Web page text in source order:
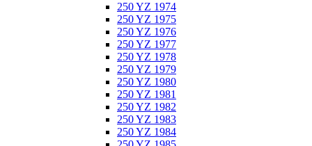
250 YZ 1974
250 YZ 1975
250 YZ 1976
250 YZ 1977
250 YZ 1978
250 YZ 1979
250 YZ 1980
250 YZ 1981
250 YZ 1982
250 YZ 1983
250 YZ 1984